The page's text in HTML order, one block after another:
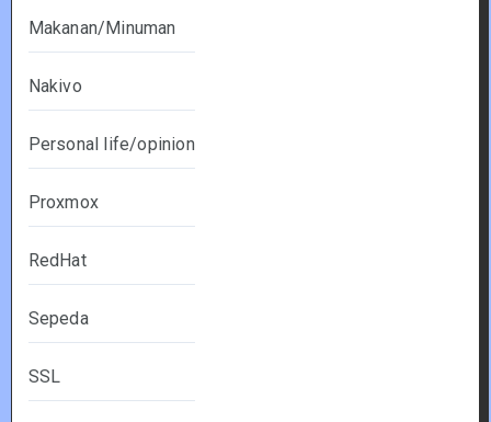
Makanan/Minuman
Nakivo
Personal life/opinion
Proxmox
RedHat
Sepeda
SSL